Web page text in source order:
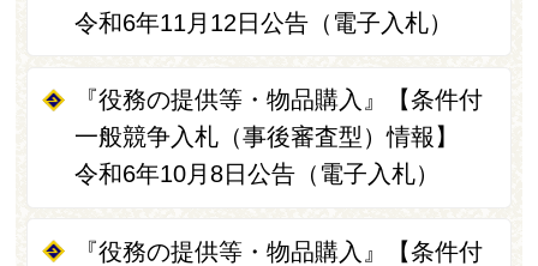
令和6年11月12日公告（電子入札）
『役務の提供等・物品購入』【条件付
一般競争入札（事後審査型）情報】
令和6年10月8日公告（電子入札）
『役務の提供等・物品購入』【条件付